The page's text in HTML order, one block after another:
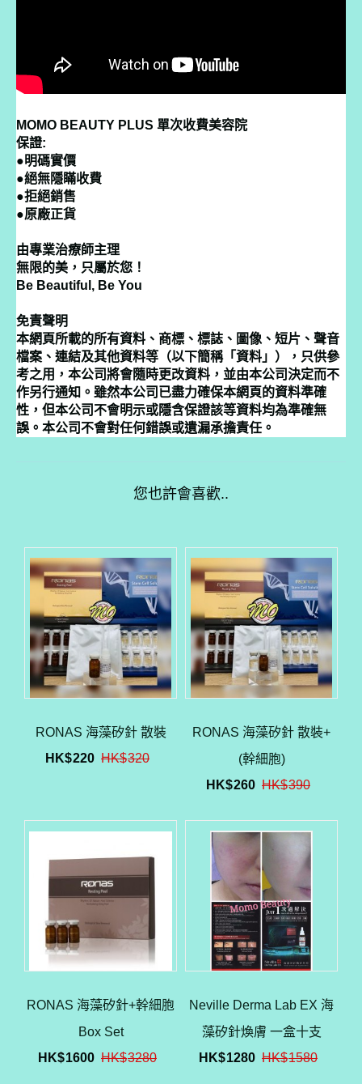
MOMO BEAUTY PLUS 單次收費美容院
保證:
●明碼實價
●絕無隱瞞收費
●拒絕銷售
●原廠正貨
由專業治療師主理
無限的美，只屬於您！
Be Beautiful, Be You
免責聲明
本網頁所載的所有資料、商標、標誌、圖像、短片、聲音
檔案、連結及其他資料等（以下簡稱「資料」），只供參
考之用，本公司將會隨時更改資料，並由本公司決定而不
作另行通知。雖然本公司已盡力確保本網頁的資料準確
性，但本公司不會明示或隱含保證該等資料均為準確無
誤。本公司不會對任何錯誤或遺漏承擔責任。
您也許會喜歡..
RONAS 海藻矽針 散裝
HK$220 HK$320
RONAS 海藻矽針 散裝+
(幹細胞)
HK$260 HK$390
RONAS 海藻矽針+幹細胞
Box Set
HK$1600 HK$3280
Neville Derma Lab EX 海
藻矽針煥膚 一盒十支
HK$1280 HK$1580